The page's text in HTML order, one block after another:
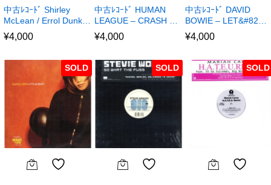
中古ﾚｺｰﾄﾞ Shirley
McLean / Errol Dunk…
¥4,000
中古ﾚｺｰﾄﾞ HUMAN
LEAGUE – CRASH …
¥4,000
中古ﾚｺｰﾄﾞ DAVID
BOWIE – LET&#82…
¥4,000
SOLD SOLD SOLD